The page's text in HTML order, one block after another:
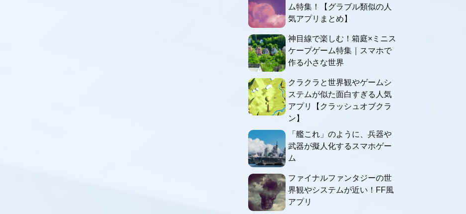
ム特集！【グラブル類似の人
気アプリまとめ】
神目線で楽しむ！箱庭×ミニス
ケープゲーム特集｜スマホで
作る小さな世界
クラクラと世界観やゲームシ
ステムが似た面白すぎる人気
アプリ【クラッシュオブクラ
ン】
「艦これ」のように、兵器や
武器が擬人化するスマホゲー
ム
ファイナルファンタジーの世
界観やシステムが近い！FF風
アプリ